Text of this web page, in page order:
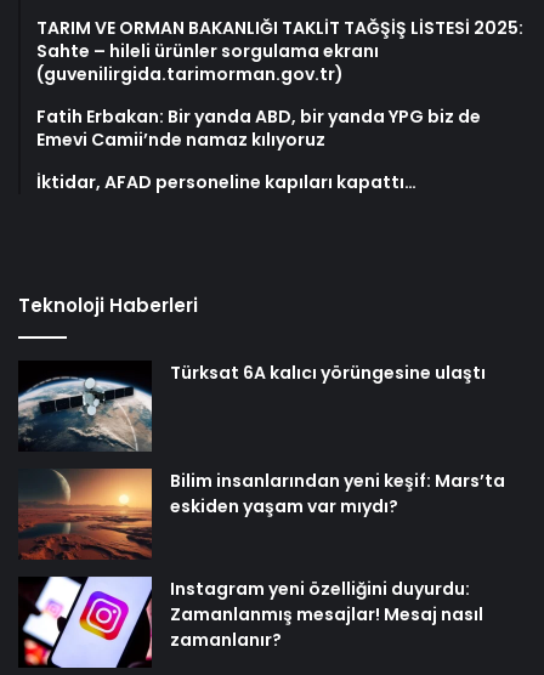
TARIM VE ORMAN BAKANLIĞI TAKLİT TAĞŞİŞ LİSTESİ 2025:
Sahte – hileli ürünler sorgulama ekranı
(guvenilirgida.tarimorman.gov.tr)
Fatih Erbakan: Bir yanda ABD, bir yanda YPG biz de
Emevi Camii’nde namaz kılıyoruz
İktidar, AFAD personeline kapıları kapattı…
Teknoloji Haberleri
Türksat 6A kalıcı yörüngesine ulaştı
Bilim insanlarından yeni keşif: Mars’ta
eskiden yaşam var mıydı?
Instagram yeni özelliğini duyurdu:
Zamanlanmış mesajlar! Mesaj nasıl
zamanlanır?